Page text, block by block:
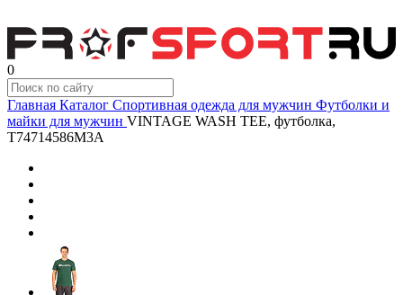
0
Главная Каталог Спортивная одежда для мужчин Футболки и
майки для мужчин VINTAGE WASH TEE, футболка,
T74714586M3A